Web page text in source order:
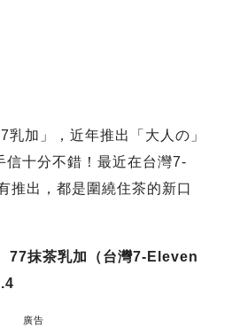
乳加」，近年推出「大人の」
信十分不錯！最近在台灣7-
推出，都是圍繞住茶的新口
77抹茶乳加（台灣7-Eleven
廣告